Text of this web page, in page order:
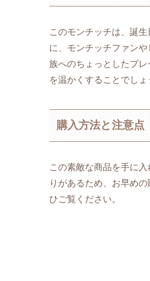
このモンチッチは、誕
に、モンチッチファン
族へのちょっとしたプ
を温かくすることでしょ
購入方法と注意点
この素敵な商品を手に
りがあるため、お早め
ひご覧ください。